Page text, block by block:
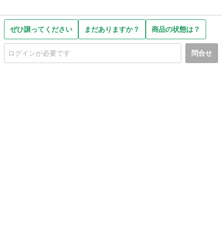
ぜひ譲ってください まだありますか？ 商品の状態は？
問合せ